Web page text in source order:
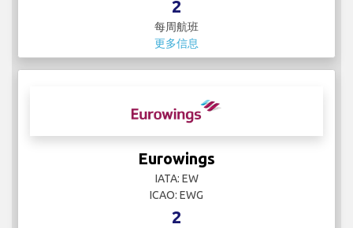
2
每周航班
更多信息
Eurowings
IATA: EW
ICAO: EWG
2